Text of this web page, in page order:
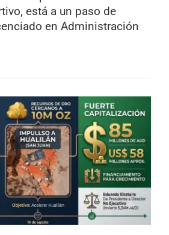
está a un paso de
en Administración